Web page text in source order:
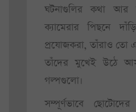
ঘটনাগুলির কথা আর
ক্যামেরার পিছনে
প্রযোজকরা, তাঁরাও
তাঁদের মুখেই উঠে
গল্পগুলো।
সম্পূর্ণভাবে